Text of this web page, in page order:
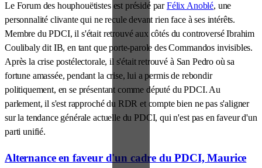
Le Forum des houphouëtistes est présidé parFélix Anoblé, une
personnalité clivante qui ne recule devant rien face à ses intérêts.
Membre du PDCI, il s'était retrouvé aux côtés du controversé Ibrahim
Coulibaly dit IB, en tant que porte-parole des Commandos invisibles.
Après la crise postélectorale, il s'était retrouvé à San Pedro où sa
fortune amassée, pendant la crise, lui a permis de rebondir
politiquement, en se présentant comme député du PDCI. Au
parlement, il s'est rapproché du RDR et compte bien ne pas s'aligner
sur la tendance générale actuelle du PDCI, qui n'est pas en faveur d'un
parti unifié.
Alternance en faveur d'un cadre du PDCI, Maurice